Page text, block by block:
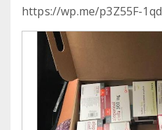
https://wp.me/p3Z55F-1qd